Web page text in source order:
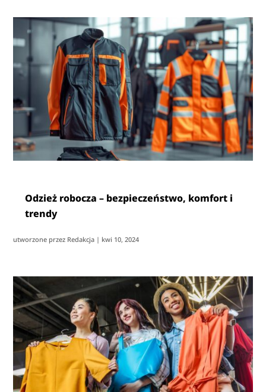
Odzież robocza – bezpieczeństwo, komfort i
trendy
utworzone przez Redakcja | kwi 10, 2024